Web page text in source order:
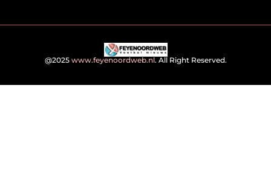
@2025 www.feyenoordweb.nl. All Right Reserved.